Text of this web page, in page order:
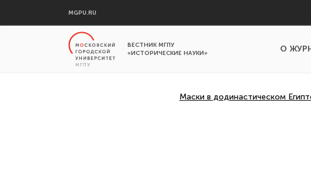
MGPU.RU
ВЕСТНИК МГПУ
«ИСТОРИЧЕСКИЕ НАУКИ»
О
Маски в додинастическом